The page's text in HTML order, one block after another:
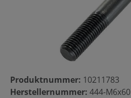
Produktnummer: 10211783
Herstellernummer: 444-M6x60